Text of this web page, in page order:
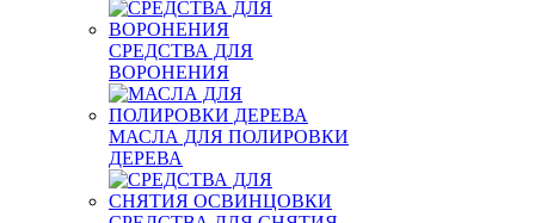
СРЕДСТВА ДЛЯ
ВОРОНЕНИЯ
МАСЛА ДЛЯ ПОЛИРОВКИ
ДЕРЕВА